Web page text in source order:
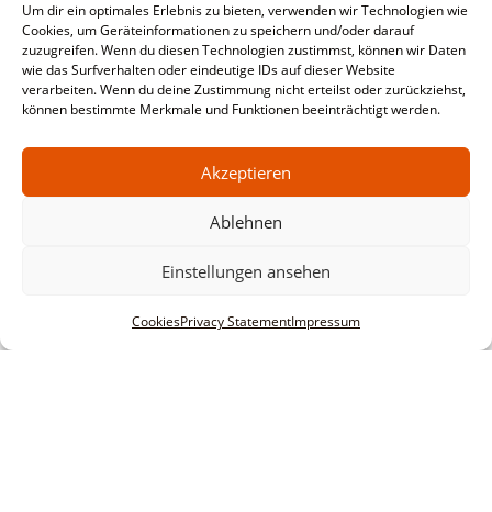
Um dir ein optimales Erlebnis zu bieten, verwenden wir Technologien wie
Cookies, um Geräteinformationen zu speichern und/oder darauf
zuzugreifen. Wenn du diesen Technologien zustimmst, können wir Daten
wie das Surfverhalten oder eindeutige IDs auf dieser Website
verarbeiten. Wenn du deine Zustimmung nicht erteilst oder zurückziehst,
können bestimmte Merkmale und Funktionen beeinträchtigt werden.
Akzeptieren
Ablehnen
Einstellungen ansehen
CookiesPrivacy StatementImpressum